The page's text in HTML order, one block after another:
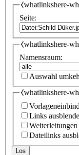
⧼whatlinkshere-
Seite:
⧼whatlinkshere-
Namensraum:
Auswahl
⧼whatlinkshere-
Links
Weiterleitungen
Dateilinks
Los